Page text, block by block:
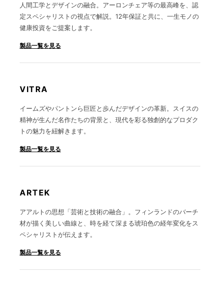
人間工学とデザインの融合。アーロンチェア等の最高峰を、認
定スペシャリストの視点で解説。12年保証と共に、一生モノの
健康投資をご提案します。
製品一覧を見る
VITRA
イームズやパントンら巨匠と歩んだデザインの革新。スイスの
精神が生んだ名作たちの背景と、現代を彩る独創的なプロダク
トの魅力を紐解きます。
製品一覧を見る
ARTEK
アアルトの思想「芸術と技術の融合」。フィンランドのバーチ
材が描く美しい曲線と、時を経て深まる琥珀色の経年変化をス
ペシャリストが伝えます。
製品一覧を見る